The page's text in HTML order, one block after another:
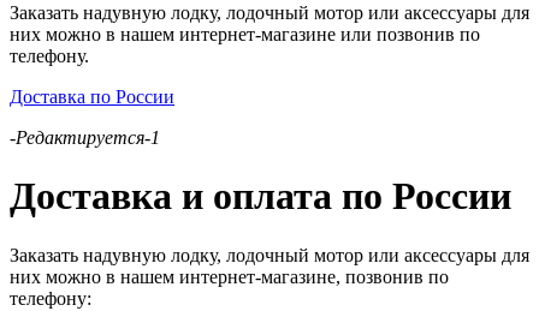
Заказать надувную лодку, лодочный мотор или аксессуары для
них можно в нашем интернет-магазине или позвонив по
телефону.
Доставка по России
-Редактируется-1
Доставка и оплата по России
Заказать надувную лодку, лодочный мотор или аксессуары для
них можно в нашем интернет-магазине, позвонив по
телефону: